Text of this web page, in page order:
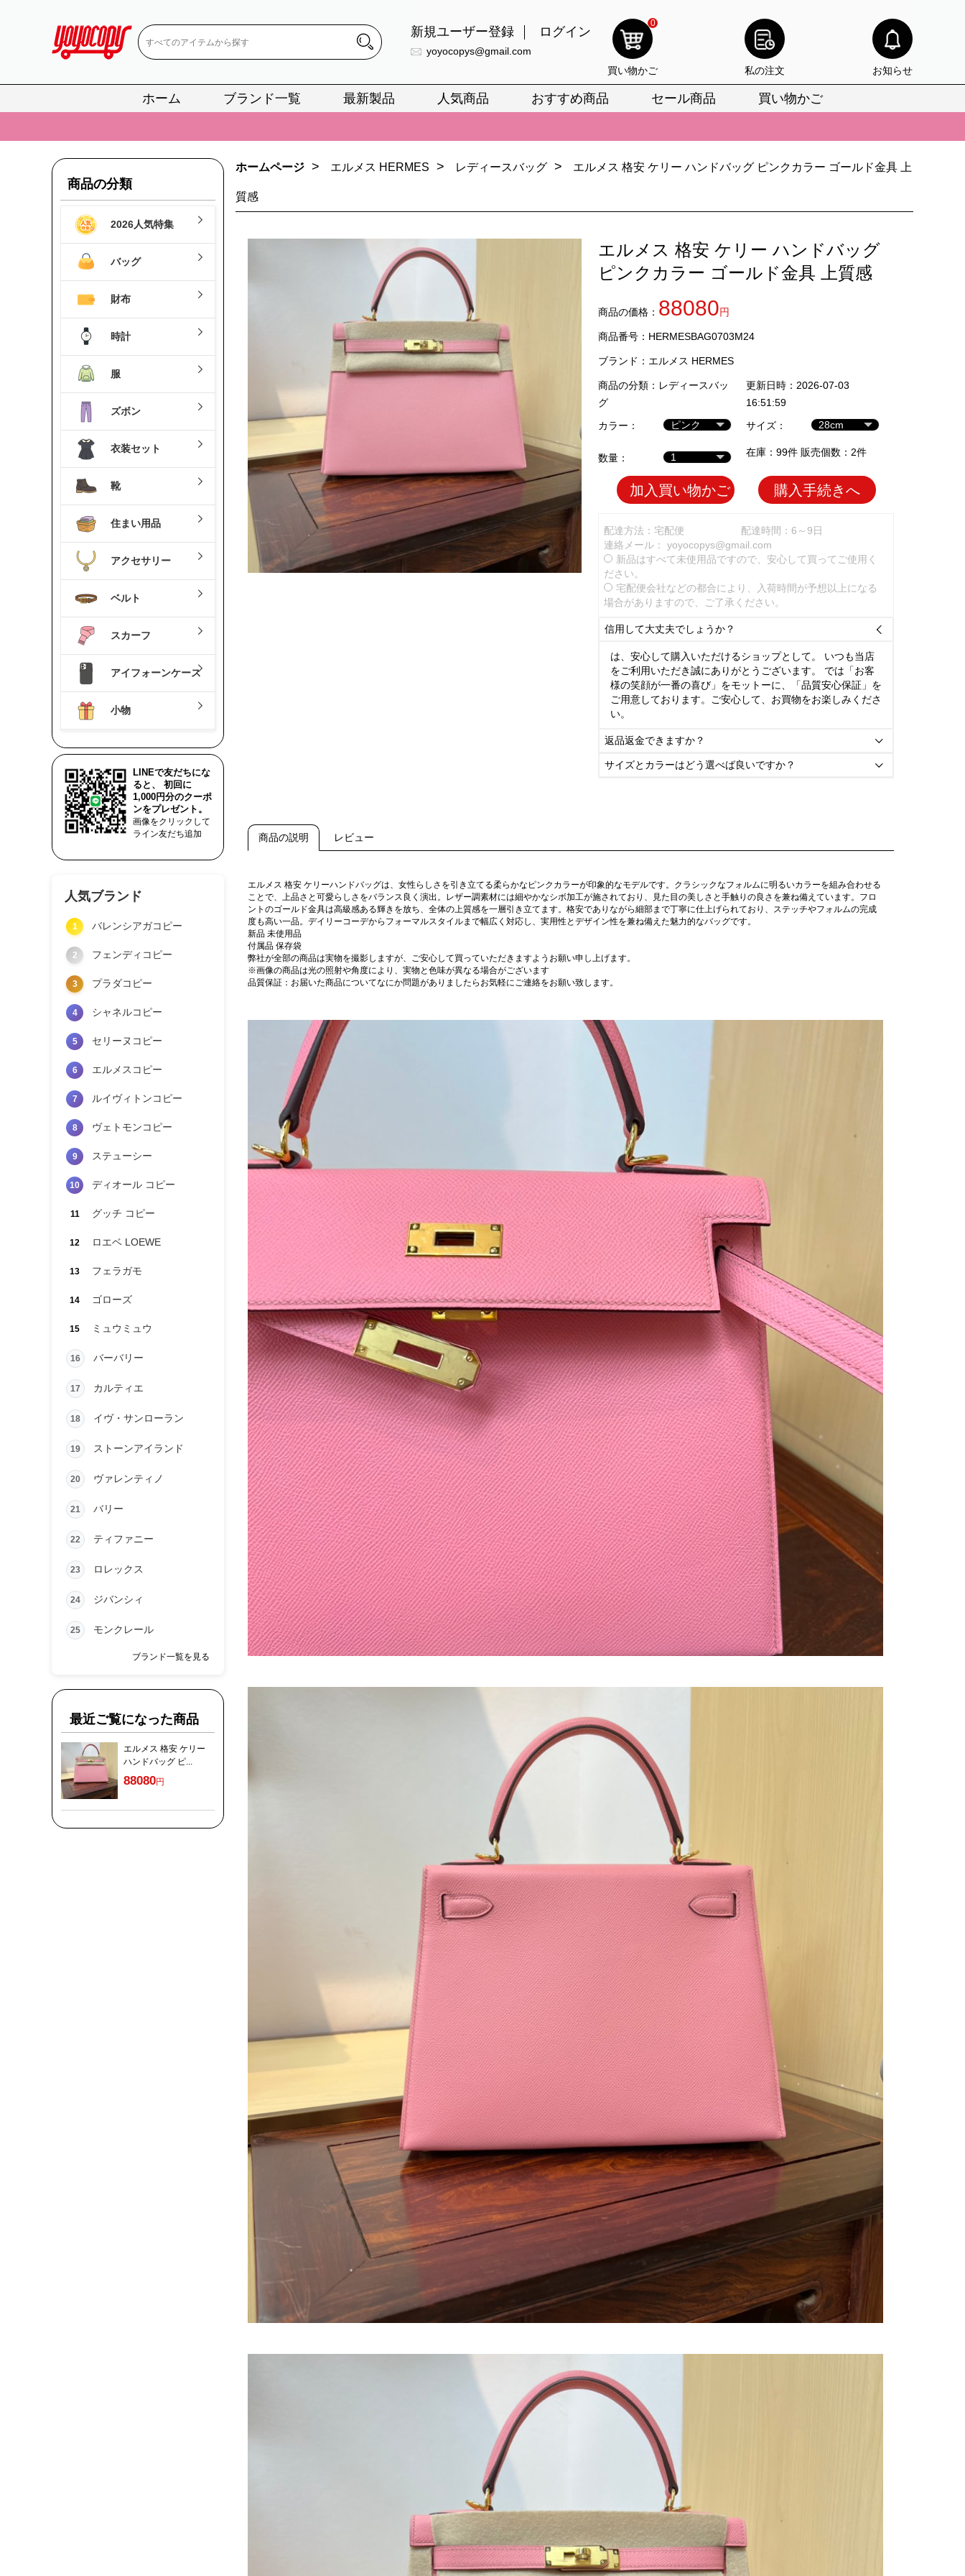
新規ユーザー登録 ログイン
yoyocopys@gmail.com
0
買い物かご 私の注文 お知らせ
ホーム ブランド一覧 最新製品 人気商品 おすすめ商品 セール商品 買い物かご
📢 当店は正真正銘のn級スーパーコピーのみ取扱い。最高品質の再現度を安心してお選びいただけます。
📢 2026春の新作続々更新中！期間中のご注文でお得な割引をご利用いただけます。
📢 新作入荷！ルイ・ヴィトンスーパーコピー バッグ最新モデルが登場。上質な仕上がりをお見逃しなく。
📢
新作入荷！ルイ・ヴィトンスーパーコピー バッグ最新モデルが登場。上質な仕上がりをお見逃しなく。
商品の分類
2026人気特集
バッグ
財布
時計
服
ズボン
衣装セット
靴
住まい用品
アクセサリー
ベルト
スカーフ
アイフォーンケース
小物
LINEで友だちにな
ると、 初回に
1,000円分のクーポ
ンをプレゼント。
画像をクリックして
ライン友だち追加
人気ブランド
1 バレンシアガコピー
2 フェンディコピー
3 プラダコピー
4 シャネルコピー
5 セリーヌコピー
6 エルメスコピー
7 ルイヴィトンコピー
8 ヴェトモンコピー
9 ステューシー
10 ディオール コピー
11 グッチ コピー
12 ロエベ LOEWE
13 フェラガモ
14 ゴローズ
15 ミュウミュウ
16 バーバリー
17 カルティエ
18 イヴ・サンローラン
19 ストーンアイランド
20 ヴァレンティノ
21 バリー
22 ティファニー
23 ロレックス
24 ジバンシィ
25 モンクレール
ブランド一覧を見る
最近ご覧になった商品
エルメス 格安 ケリー
ハンドバッグ ピ...
88080円
ホームページ > エルメス HERMES > レディースバッグ > エルメス 格安 ケリー ハンドバッグ ピンクカラー ゴールド金具 上
質感
エルメス 格安 ケリー ハンドバッグ
ピンクカラー ゴールド金具 上質感
商品の価格： 88080円
商品番号：HERMESBAG0703M24
ブランド： エルメス HERMES
商品の分類： レディースバッ
グ
更新日時：2026-07-03
16:51:59
カラー：
サイズ：
数量： 在庫：99件 販売個数：2件
加入買い物かご 購入手続きへ
配達方法：宅配便
配達時間：6～9日
連絡メール： yoyocopys@gmail.com
新品はすべて未使用品ですので、安心して買ってご使用く
ださい。
宅配便会社などの都合により、入荷時間が予想以上になる
場合がありますので、ご了承ください。
信用して大丈夫でしょうか？ 
は、安心して購入いただけるショップとして。 いつも当店
をご利用いただき誠にありがとうございます。 では「お客
様の笑顔が一番の喜び」をモットーに、「品質安心保証」を
ご用意しております。ご安心して、お買物をお楽しみくださ
い。
返品返金できますか？ 
サイズとカラーはどう選べば良いですか？ 
商品の説明 レビュー
エルメス 格安 ケリーハンドバッグは、女性らしさを引き立てる柔らかなピンクカラーが印象的なモデルです。クラシックなフォルムに明るいカラーを組み合わせる
ことで、上品さと可愛らしさをバランス良く演出。レザー調素材には細やかなシボ加工が施されており、見た目の美しさと手触りの良さを兼ね備えています。フロ
ントのゴールド金具は高級感ある輝きを放ち、全体の上質感を一層引き立てます。格安でありながら細部まで丁寧に仕上げられており、ステッチやフォルムの完成
度も高い一品。デイリーコーデからフォーマルスタイルまで幅広く対応し、実用性とデザイン性を兼ね備えた魅力的なバッグです。
新品 未使用品
付属品 保存袋
弊社が全部の商品は実物を撮影しますが、ご安心して買っていただきますようお願い申し上げます。
※画像の商品は光の照射や角度により、実物と色味が異なる場合がございます
品質保証：お届いた商品についてなにか問題がありましたらお気軽にご連絡をお願い致します。